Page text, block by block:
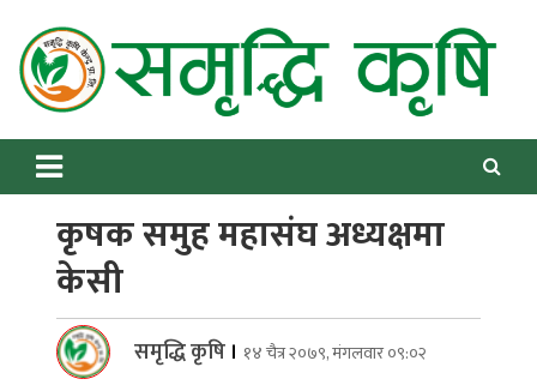
to
content
Samriddhikrishi
Online News Portal
कृषक समुह महासंघ अध्यक्षमा
केसी
समृद्धि कृषि । १४ चैत्र २०७९, मंगलवार ०९:०२